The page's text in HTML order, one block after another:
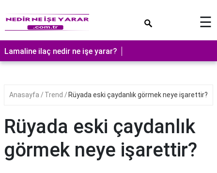
☰
Lamaline ilaç nedir ne işe yarar?
Anasayfa Trend Rüyada eski çaydanlık görmek neye işarettir?
Rüyada eski çaydanlık
görmek neye işarettir?